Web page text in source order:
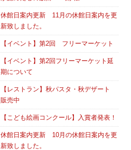
休館日案内更新 11月の休館日案内を更
新致しました。
【イベント】第2回 フリーマーケット
【イベント】第2回フリーマーケット延
期について
【レストラン】秋パスタ・秋デザート
販売中
【こども絵画コンクール】入賞者発表！
休館日案内更新 10月の休館日案内を更
新致しました。